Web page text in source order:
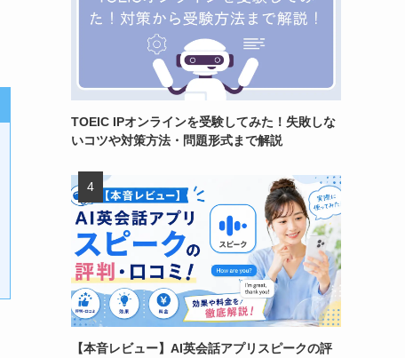
TOEIC IPオンラインを受験してみた！失敗しな
いコツや対策方法・問題形式まで解説
【本音レビュー】AI英会話アプリスピークの評